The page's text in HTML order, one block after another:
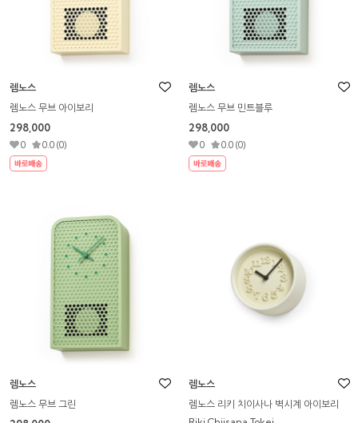
렘노스
렘노스 무브 아이보리
298,000
0 0.0 (0)
렘노스
렘노스 무브 민트블루
298,000
0 0.0 (0)
렘노스
렘노스 무브 그린
렘노스
렘노스 리키 치이사나 벽시계 아이보리